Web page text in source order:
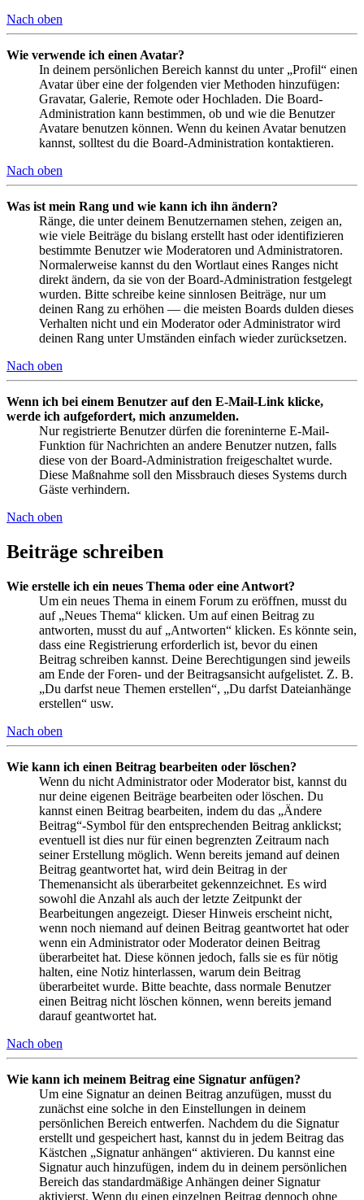
Nach oben
Wie verwende ich einen Avatar?
In deinem persönlichen Bereich kannst du unter „Profil“ einen
Avatar über eine der folgenden vier Methoden hinzufügen:
Gravatar, Galerie, Remote oder Hochladen. Die Board-
Administration kann bestimmen, ob und wie die Benutzer
Avatare benutzen können. Wenn du keinen Avatar benutzen
kannst, solltest du die Board-Administration kontaktieren.
Nach oben
Was ist mein Rang und wie kann ich ihn ändern?
Ränge, die unter deinem Benutzernamen stehen, zeigen an,
wie viele Beiträge du bislang erstellt hast oder identifizieren
bestimmte Benutzer wie Moderatoren und Administratoren.
Normalerweise kannst du den Wortlaut eines Ranges nicht
direkt ändern, da sie von der Board-Administration festgelegt
wurden. Bitte schreibe keine sinnlosen Beiträge, nur um
deinen Rang zu erhöhen — die meisten Boards dulden dieses
Verhalten nicht und ein Moderator oder Administrator wird
deinen Rang unter Umständen einfach wieder zurücksetzen.
Nach oben
Wenn ich bei einem Benutzer auf den E-Mail-Link klicke,
werde ich aufgefordert, mich anzumelden.
Nur registrierte Benutzer dürfen die foreninterne E-Mail-
Funktion für Nachrichten an andere Benutzer nutzen, falls
diese von der Board-Administration freigeschaltet wurde.
Diese Maßnahme soll den Missbrauch dieses Systems durch
Gäste verhindern.
Nach oben
Beiträge schreiben
Wie erstelle ich ein neues Thema oder eine Antwort?
Um ein neues Thema in einem Forum zu eröffnen, musst du
auf „Neues Thema“ klicken. Um auf einen Beitrag zu
antworten, musst du auf „Antworten“ klicken. Es könnte sein,
dass eine Registrierung erforderlich ist, bevor du einen
Beitrag schreiben kannst. Deine Berechtigungen sind jeweils
am Ende der Foren- und der Beitragsansicht aufgelistet. Z. B.
„Du darfst neue Themen erstellen“, „Du darfst Dateianhänge
erstellen“ usw.
Nach oben
Wie kann ich einen Beitrag bearbeiten oder löschen?
Wenn du nicht Administrator oder Moderator bist, kannst du
nur deine eigenen Beiträge bearbeiten oder löschen. Du
kannst einen Beitrag bearbeiten, indem du das „Ändere
Beitrag“-Symbol für den entsprechenden Beitrag anklickst;
eventuell ist dies nur für einen begrenzten Zeitraum nach
seiner Erstellung möglich. Wenn bereits jemand auf deinen
Beitrag geantwortet hat, wird dein Beitrag in der
Themenansicht als überarbeitet gekennzeichnet. Es wird
sowohl die Anzahl als auch der letzte Zeitpunkt der
Bearbeitungen angezeigt. Dieser Hinweis erscheint nicht,
wenn noch niemand auf deinen Beitrag geantwortet hat oder
wenn ein Administrator oder Moderator deinen Beitrag
überarbeitet hat. Diese können jedoch, falls sie es für nötig
halten, eine Notiz hinterlassen, warum dein Beitrag
überarbeitet wurde. Bitte beachte, dass normale Benutzer
einen Beitrag nicht löschen können, wenn bereits jemand
darauf geantwortet hat.
Nach oben
Wie kann ich meinem Beitrag eine Signatur anfügen?
Um eine Signatur an deinen Beitrag anzufügen, musst du
zunächst eine solche in den Einstellungen in deinem
persönlichen Bereich entwerfen. Nachdem du die Signatur
erstellt und gespeichert hast, kannst du in jedem Beitrag das
Kästchen „Signatur anhängen“ aktivieren. Du kannst eine
Signatur auch hinzufügen, indem du in deinem persönlichen
Bereich das standardmäßige Anhängen deiner Signatur
aktivierst. Wenn du einen einzelnen Beitrag dennoch ohne